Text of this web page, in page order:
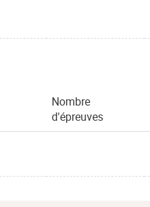
Nombre
d'épreuves